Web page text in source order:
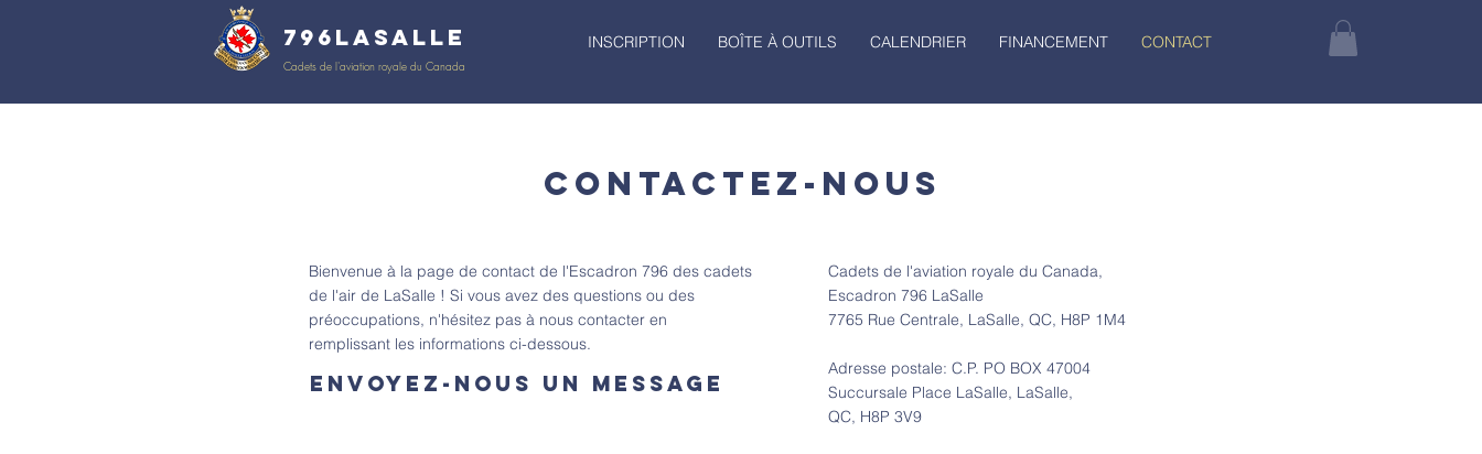
INSCRIPTION BOÎTE À OUTILS CALENDRIER FINANCEMENT CONTACT
Cadets de l'aviation royale du Canada
796LaSalle
CONTACTEZ-NOUS
Bienvenue à la page de contact de l'Escadron 796 des cadets
de l'air de LaSalle ! Si vous avez des questions ou des
préoccupations, n'hésitez pas à nous contacter en
remplissant les informations ci-dessous.
Envoyez-nous un message
Cadets de l'aviation royale du Canada,
Escadron 796 LaSalle
7765 Rue Centrale, LaSalle, QC, H8P 1M4
Adresse postale: C.P. PO BOX 47004
Succursale Place LaSalle, LaSalle,
QC, H8P 3V9